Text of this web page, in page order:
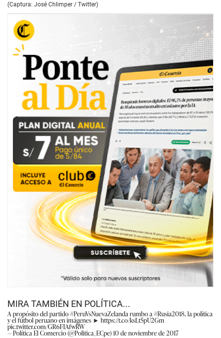
(Captura: José Chlimper / Twitter)
MIRA TAMBIÉN EN POLÍTICA...
A propósito del partido#PeruVsNuevaZelanda rumbo a #Rusia2018, la política
y el fútbol peruano en imágenes ► https://t.co/ksLt5pU2Gm
pic.twitter.com/GR6FIAfwRW
— Política El Comercio (@Politica_ECpe)10 de noviembre de 2017